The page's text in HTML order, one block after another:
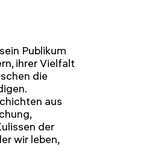
Publikum
ihrer Vielfalt
die
aus
der
wir leben,